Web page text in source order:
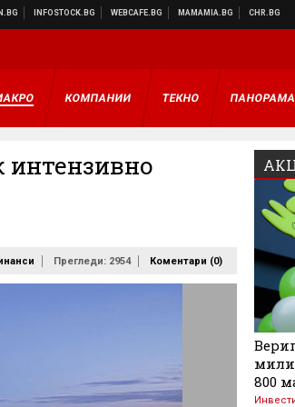
КОМПАНИИ ТЕКНО ПАНОРАМА
Прегледи: 2954 Коментари (0)
800